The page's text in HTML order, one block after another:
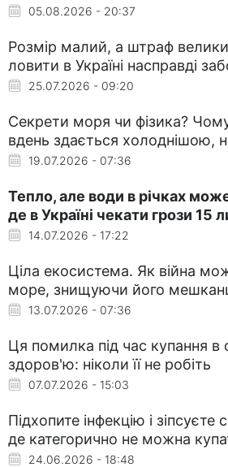
05.08.2026 - 20:37
Розмір малий, а штраф
ловити в Україні насправді
25.07.2026 - 09:20
Секрети моря чи фізика?
вдень здається холоднішою,
19.07.2026 - 07:36
Тепло, але води в річках
де в Україні чекати грози 15
14.07.2026 - 17:22
Ціла екосистема. Як війна
море, знищуючи його
13.07.2026 - 07:36
Ця помилка під час купання в
здоров'ю: ніколи її не робіть
07.07.2026 - 15:03
Підхопите інфекцію і зіпсуєте
де категорично не можна
24.06.2026 - 18:48